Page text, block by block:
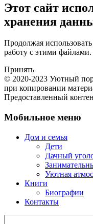
Этот сайт
хранения
Продолжая
работу с этими файлами.
Принять
© 2020-2023 Уютный
при копировании
Предоставленный
Мобильное меню
Дом и семья
Дети
Дачный
Уютная
Книги
Биографии
Контакты